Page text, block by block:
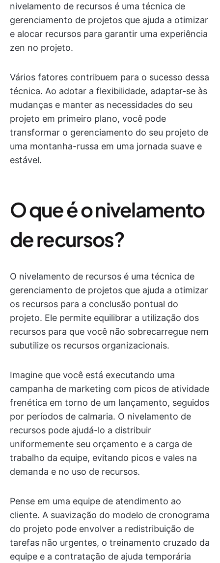
nivelamento de recursos é uma técnica de
gerenciamento de projetos que ajuda a otimizar
e alocar recursos para garantir uma experiência
zen no projeto.
Vários fatores contribuem para o sucesso dessa
técnica. Ao adotar a flexibilidade, adaptar-se às
mudanças e manter as necessidades do seu
projeto em primeiro plano, você pode
transformar o gerenciamento do seu projeto de
uma montanha-russa em uma jornada suave e
estável.
O que é o nivelamento
de recursos?
O nivelamento de recursos é uma técnica de
gerenciamento de projetos que ajuda a otimizar
os recursos para a conclusão pontual do
projeto. Ele permite equilibrar a utilização dos
recursos para que você não sobrecarregue nem
subutilize os recursos organizacionais.
Imagine que você está executando uma
campanha de marketing com picos de atividade
frenética em torno de um lançamento, seguidos
por períodos de calmaria. O nivelamento de
recursos pode ajudá-lo a distribuir
uniformemente seu orçamento e a carga de
trabalho da equipe, evitando picos e vales na
demanda e no uso de recursos.
Pense em uma equipe de atendimento ao
cliente. A suavização do modelo de cronograma
do projeto pode envolver a redistribuição de
tarefas não urgentes, o treinamento cruzado da
equipe e a contratação de ajuda temporária